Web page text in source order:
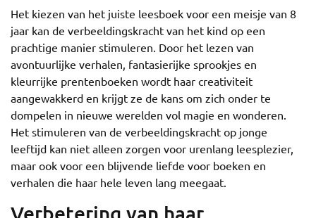
Het kiezen van het juiste leesboek voor een meisje van 8
jaar kan de verbeeldingskracht van het kind op een
prachtige manier stimuleren. Door het lezen van
avontuurlijke verhalen, fantasierijke sprookjes en
kleurrijke prentenboeken wordt haar creativiteit
aangewakkerd en krijgt ze de kans om zich onder te
dompelen in nieuwe werelden vol magie en wonderen.
Het stimuleren van de verbeeldingskracht op jonge
leeftijd kan niet alleen zorgen voor urenlang leesplezier,
maar ook voor een blijvende liefde voor boeken en
verhalen die haar hele leven lang meegaat.
Verbetering van haar